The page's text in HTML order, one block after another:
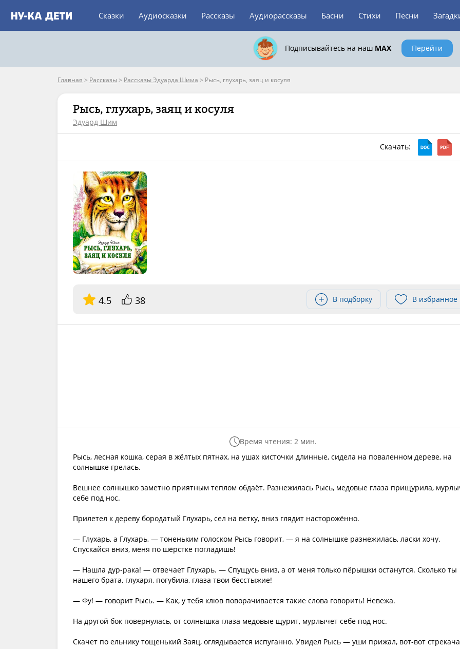
Сказки Аудиосказки Рассказы Аудиорассказы Басни Стихи Песни
Подписывайтесь на наш MAX Перейти
Главная > Рассказы > Рассказы Эдуарда Шима > Рысь, глухарь, заяц и косуля
Рысь, глухарь, заяц и косуля
Эдуард Шим
Скачать:
4.5 38 В подборку В избранное
Время чтения: 2 мин.
Рысь, лесная кошка, серая в жёлтых пятнах, на ушах кисточки длинные, сидела на поваленном дереве, на
солнышке грелась.
Вешнее солнышко заметно приятным теплом обдаёт. Разнежилась Рысь, медовые глаза прищурила,
себе под нос.
Прилетел к дереву бородатый Глухарь, сел на ветку, вниз глядит насторожённо.
— Глухарь, а Глухарь, — тоненьким голоском Рысь говорит, — я на солнышке разнежилась, ласки хочу.
Спускайся вниз, меня по шёрстке погладишь!
— Нашла дур-рака! — отвечает Глухарь. — Спущусь вниз, а от меня только пёрышки останутся. Сколько ты
нашего брата, глухаря, погубила, глаза твои бесстыжие!
— Фу! — говорит Рысь. — Как, у тебя клюв поворачивается такие слова говорить! Невежа.
На другой бок повернулась, от солнышка глаза медовые щурит, мурлычет себе под нос.
Скачет по ельнику тощенький Заяц, оглядывается испуганно. Увидел Рысь — уши прижал, вот-вот стрекача